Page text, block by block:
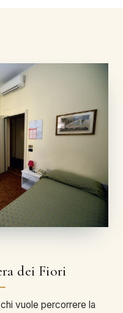
dei Fiori
vuole percorrere la